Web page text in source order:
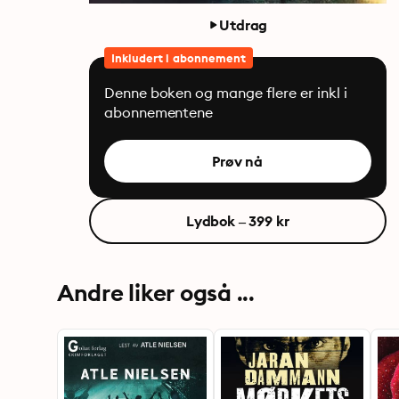
Utdrag
Inkludert i abonnement
Denne boken og mange flere er inkl i
abonnementene
Prøv nå
Lydbok – 399 kr
Andre liker også ...